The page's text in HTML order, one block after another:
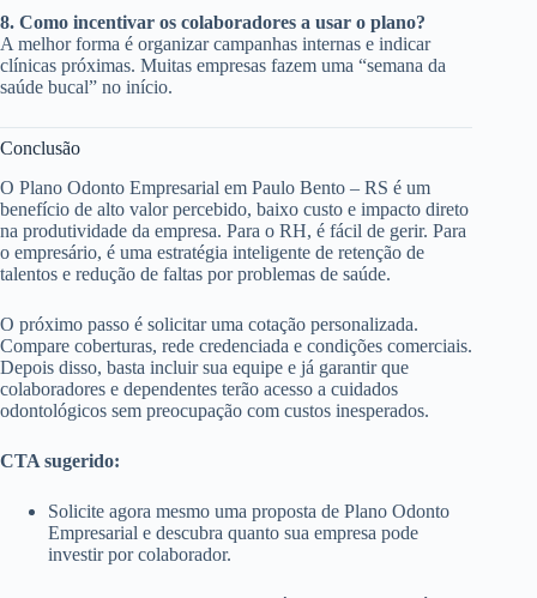
8. Como incentivar os colaboradores a usar o plano?
A melhor forma é organizar campanhas internas e indicar
clínicas próximas. Muitas empresas fazem uma “semana da
saúde bucal” no início.
Conclusão
O Plano Odonto Empresarial em Paulo Bento – RS é um
benefício de alto valor percebido, baixo custo e impacto direto
na produtividade da empresa. Para o RH, é fácil de gerir. Para
o empresário, é uma estratégia inteligente de retenção de
talentos e redução de faltas por problemas de saúde.
O próximo passo é solicitar uma cotação personalizada.
Compare coberturas, rede credenciada e condições comerciais.
Depois disso, basta incluir sua equipe e já garantir que
colaboradores e dependentes terão acesso a cuidados
odontológicos sem preocupação com custos inesperados.
CTA sugerido:
Solicite agora mesmo uma proposta de Plano Odonto
Empresarial e descubra quanto sua empresa pode
investir por colaborador.